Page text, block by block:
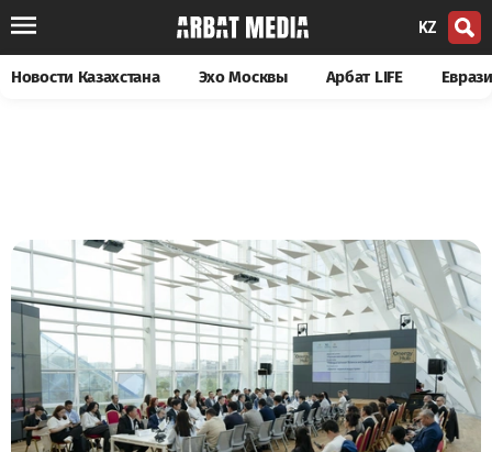
KZ
Новости Казахстана Эхо Москвы Арбат LIFE